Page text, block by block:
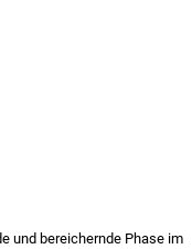
und bereichernde Phase im